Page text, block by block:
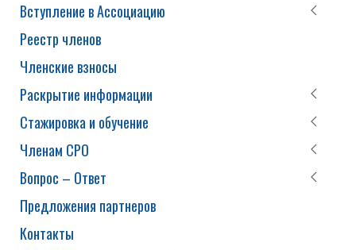
Вступление в Ассоциацию
Реестр членов
Членские взносы
Раскрытие информации
Стажировка и обучение
Членам СРО
Вопрос – Ответ
Предложения партнеров
Контакты